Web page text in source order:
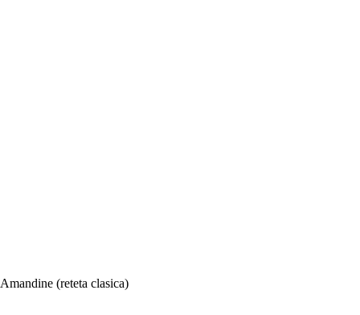
Amandine (reteta clasica)